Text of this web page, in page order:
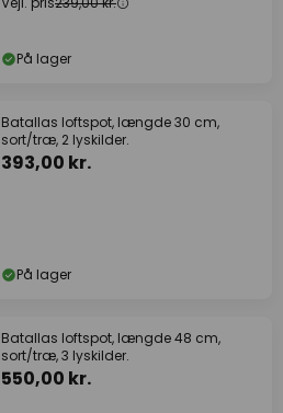
På lager
Batallas loftspot, længde 30 cm,
sort/træ, 2 lyskilder.
393,00 kr.
På lager
Batallas loftspot, længde 48 cm,
sort/træ, 3 lyskilder.
550,00 kr.